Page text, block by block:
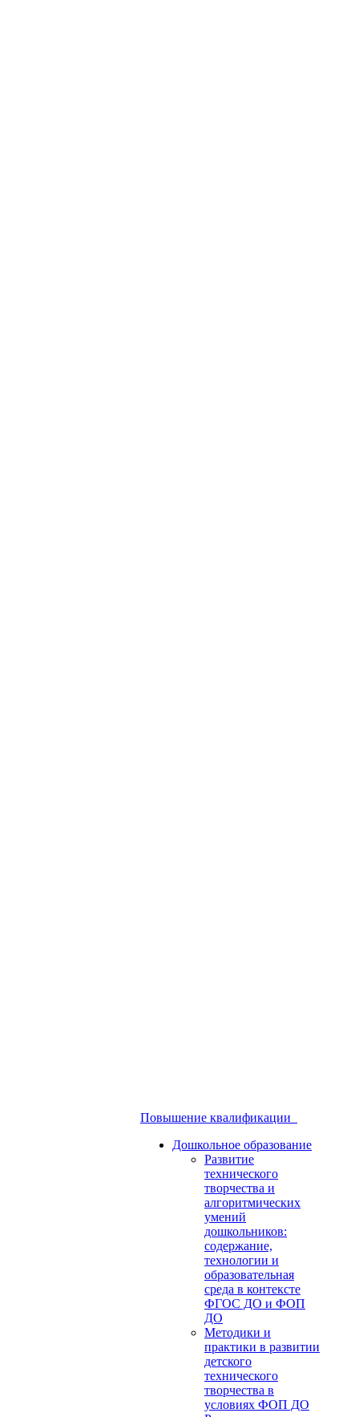
Повышение квалификации
Дошкольное образование
Развитие
технического
творчества и
алгоритмических
умений
дошкольников:
содержание,
технологии и
образовательная
среда в контексте
ФГОС ДО и ФОП
ДО
Методики и
практики в развитии
детского
технического
творчества в
условиях ФОП ДО